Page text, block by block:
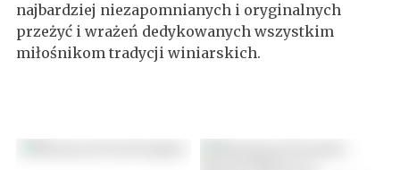
najbardziej niezapomnianych i oryginalnych
przeżyć i wrażeń dedykowanych wszystkim
miłośnikom tradycji winiarskich.